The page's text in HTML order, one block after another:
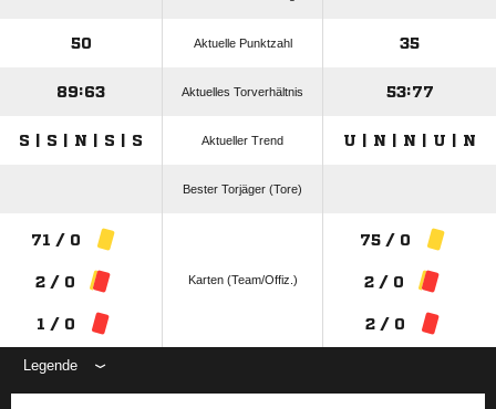
50 Aktuelle Punktzahl 35
89:63 Aktuelles Torverhältnis 53:77
S | S | N | S | S Aktueller Trend U | N | N | U | N
Bester Torjäger (Tore)
71 / 0
2 / 0
1 / 0
Karten (Team/Offiz.)
75 / 0
2 / 0
2 / 0
Legende
ANZEIGE